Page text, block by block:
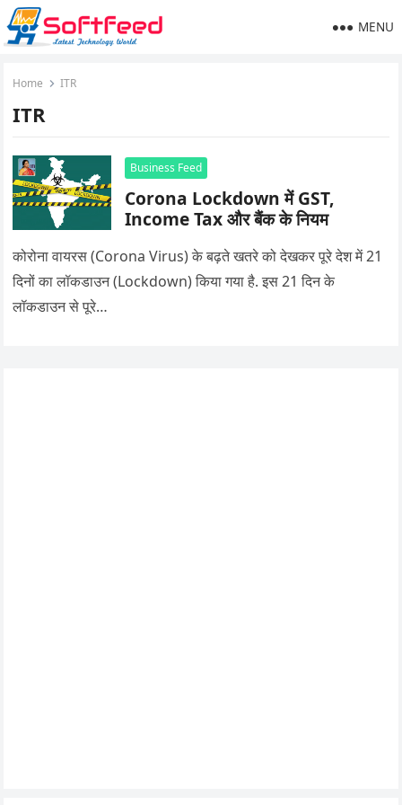
MENU
Home ITR
ITR
Business Feed
Corona Lockdown में GST,
Income Tax और बैंक के नियम
कोरोना वायरस (Corona Virus) के बढ़ते खतरे को देखकर पूरे देश में 21
दिनों का लॉकडाउन (Lockdown) किया गया है. इस 21 दिन के
लॉकडाउन से पूरे…